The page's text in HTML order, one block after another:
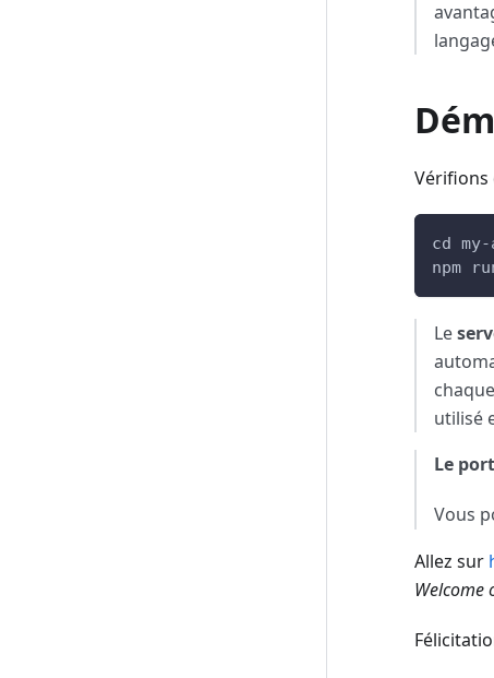
Vérifions
cd my-
npm
Le
utilisé
Le
Vous
Allez sur
Welcome